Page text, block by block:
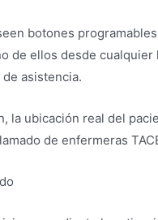
botones
de ellos desde
asistencia.
la ubicación real del
de enfermeras